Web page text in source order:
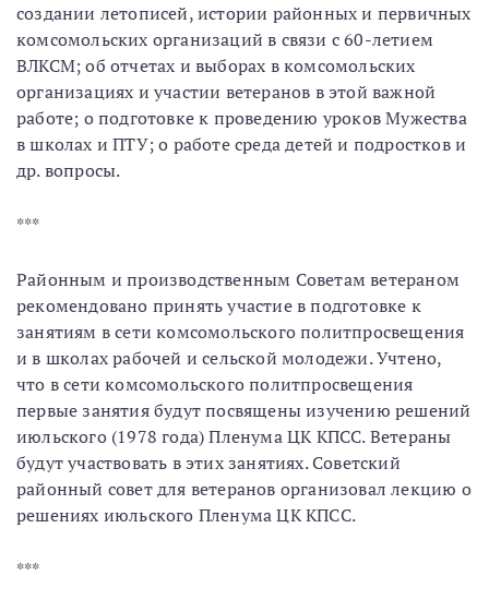
создании летописей, истории районных и первичных
комсомольских организаций в связи с 60-летием
ВЛКСМ; об отчетах и выборах в комсомольских
организациях и участии ветеранов в этой важной
работе; о подготовке к проведению уроков Мужества
в школах и ПТУ; о работе среда детей и подростков и
др. вопросы.
***
Районным и производственным Советам ветераном
рекомендовано принять участие в подготовке к
занятиям в сети комсомольского политпросвещения
и в школах рабочей и сельской молодежи. Учтено,
что в сети комсомольского политпросвещения
первые занятия будут посвящены изучению решений
июльского (1978 года) Пленума ЦК КПСС. Ветераны
будут участвовать в этих занятиях. Советский
районный совет для ветеранов организовал лекцию о
решениях июльского Пленума ЦК КПСС.
***